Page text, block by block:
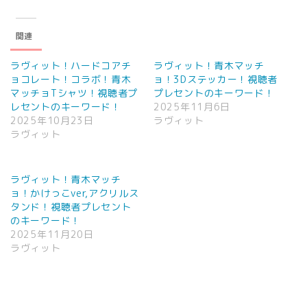
関連
ラヴィット！ハードコアチ
ョコレート！コラボ！青木
マッチョTシャツ！視聴者プ
レセントのキーワード！
2025年10月23日
ラヴィット
ラヴィット！青木マッチ
ョ！3Dステッカー！視聴者
プレセントのキーワード！
2025年11月6日
ラヴィット
ラヴィット！青木マッチ
ョ！かけっこver,アクリルス
タンド！視聴者プレセント
のキーワード！
2025年11月20日
ラヴィット